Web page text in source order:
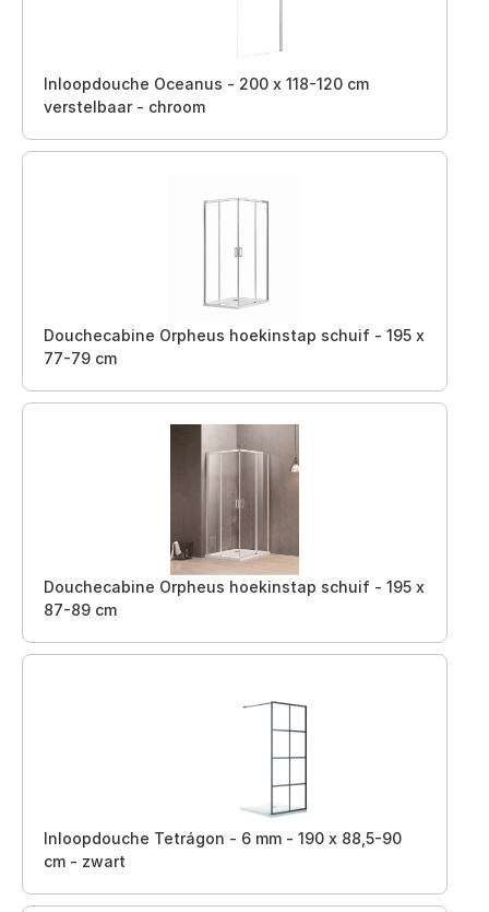
Inloopdouche Oceanus - 200 x 118-120 cm
verstelbaar - chroom
Douchecabine Orpheus hoekinstap schuif - 195 x
77-79 cm
Douchecabine Orpheus hoekinstap schuif - 195 x
87-89 cm
Inloopdouche Tetrágon - 6 mm - 190 x 88,5-90
cm - zwart